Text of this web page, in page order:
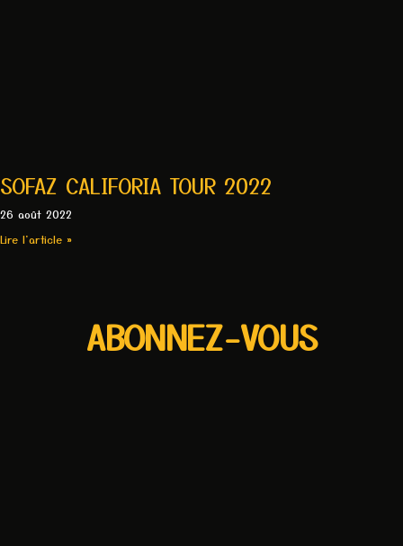
SOFAZ CALIFORIA TOUR 2022
26 août 2022
Lire l'article »
ABONNEZ-VOUS